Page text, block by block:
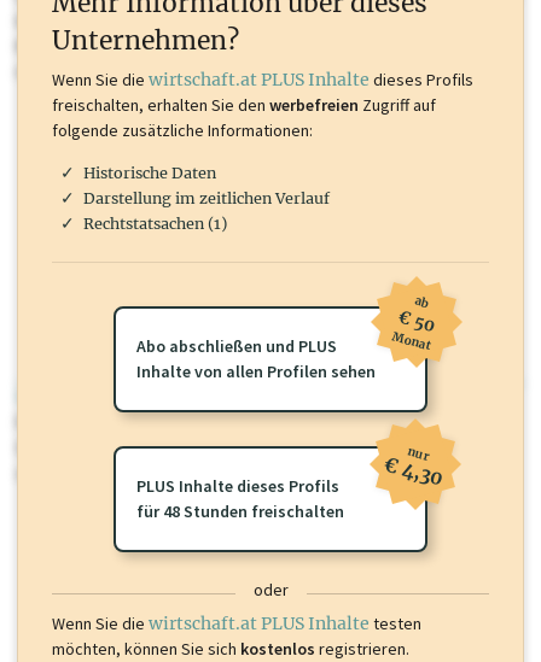
Marken, Patente, Rechtstatsachen, OTS-Aussendungen, und viele
mehr.
Für dieses Profil gibt es zusätzlichewirtschaft.at PLUS Inhalte
Sie momentan nicht einsehen können. Schalten Sie dieses Profil frei
oder loggen Sie sich ein um diese Inhalte zu sehen.
Unternehmen?
Wenn Sie die wirtschaft.at PLUS Inhalte dieses Profils
freischalten, erhalten Sie den werbefreien Zugriff auf
folgende zusätzliche Informationen:
Historische Daten
Darstellung im zeitlichen Verlauf
Rechtstatsachen (1)
Abo abschließen und PLUS
Inhalte von allen Profilen sehen
ab
€ 50
Monat
PLUS Inhalte dieses Profils
für 48 Stunden freischalten
nur
€ 4,30
oder
Wenn Sie die wirtschaft.at PLUS Inhalte testen
möchten, können Sie sich kostenlos registrieren.